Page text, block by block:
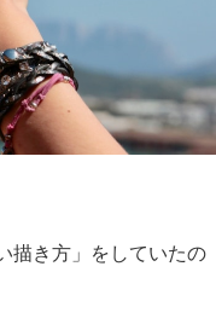
描き方」をしていたの